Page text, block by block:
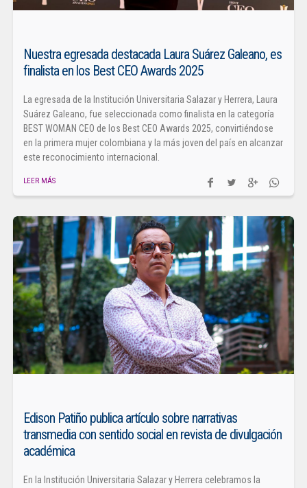
Nuestra egresada destacada Laura Suárez Galeano, es
finalista en los Best CEO Awards 2025
La egresada de la Institución Universitaria Salazar y Herrera, Laura
Suárez Galeano, fue seleccionada como finalista en la categoría
BEST WOMAN CEO de los Best CEO Awards 2025, convirtiéndose
en la primera mujer colombiana y la más joven del país en alcanzar
este reconocimiento internacional.
LEER MÁS
Edison Patiño publica artículo sobre narrativas
transmedia con sentido social en revista de divulgación
académica
En la Institución Universitaria Salazar y Herrera celebramos la